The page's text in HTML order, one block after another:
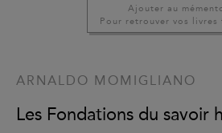
Ajouter au
Pour retrouver vos livres
ARNALDO MOMIGLIANO
Les Fondations du savoir